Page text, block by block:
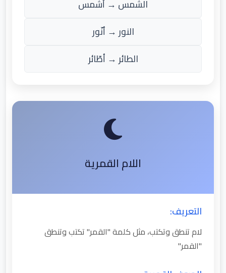
الشمس → أشّمس
النور → أنّور
الطائر → أطّائر
اللام القمرية
التعريف:
لام تنطق وتكتب، مثل كلمة "القمر" تكتب وتنطق
"القمر"